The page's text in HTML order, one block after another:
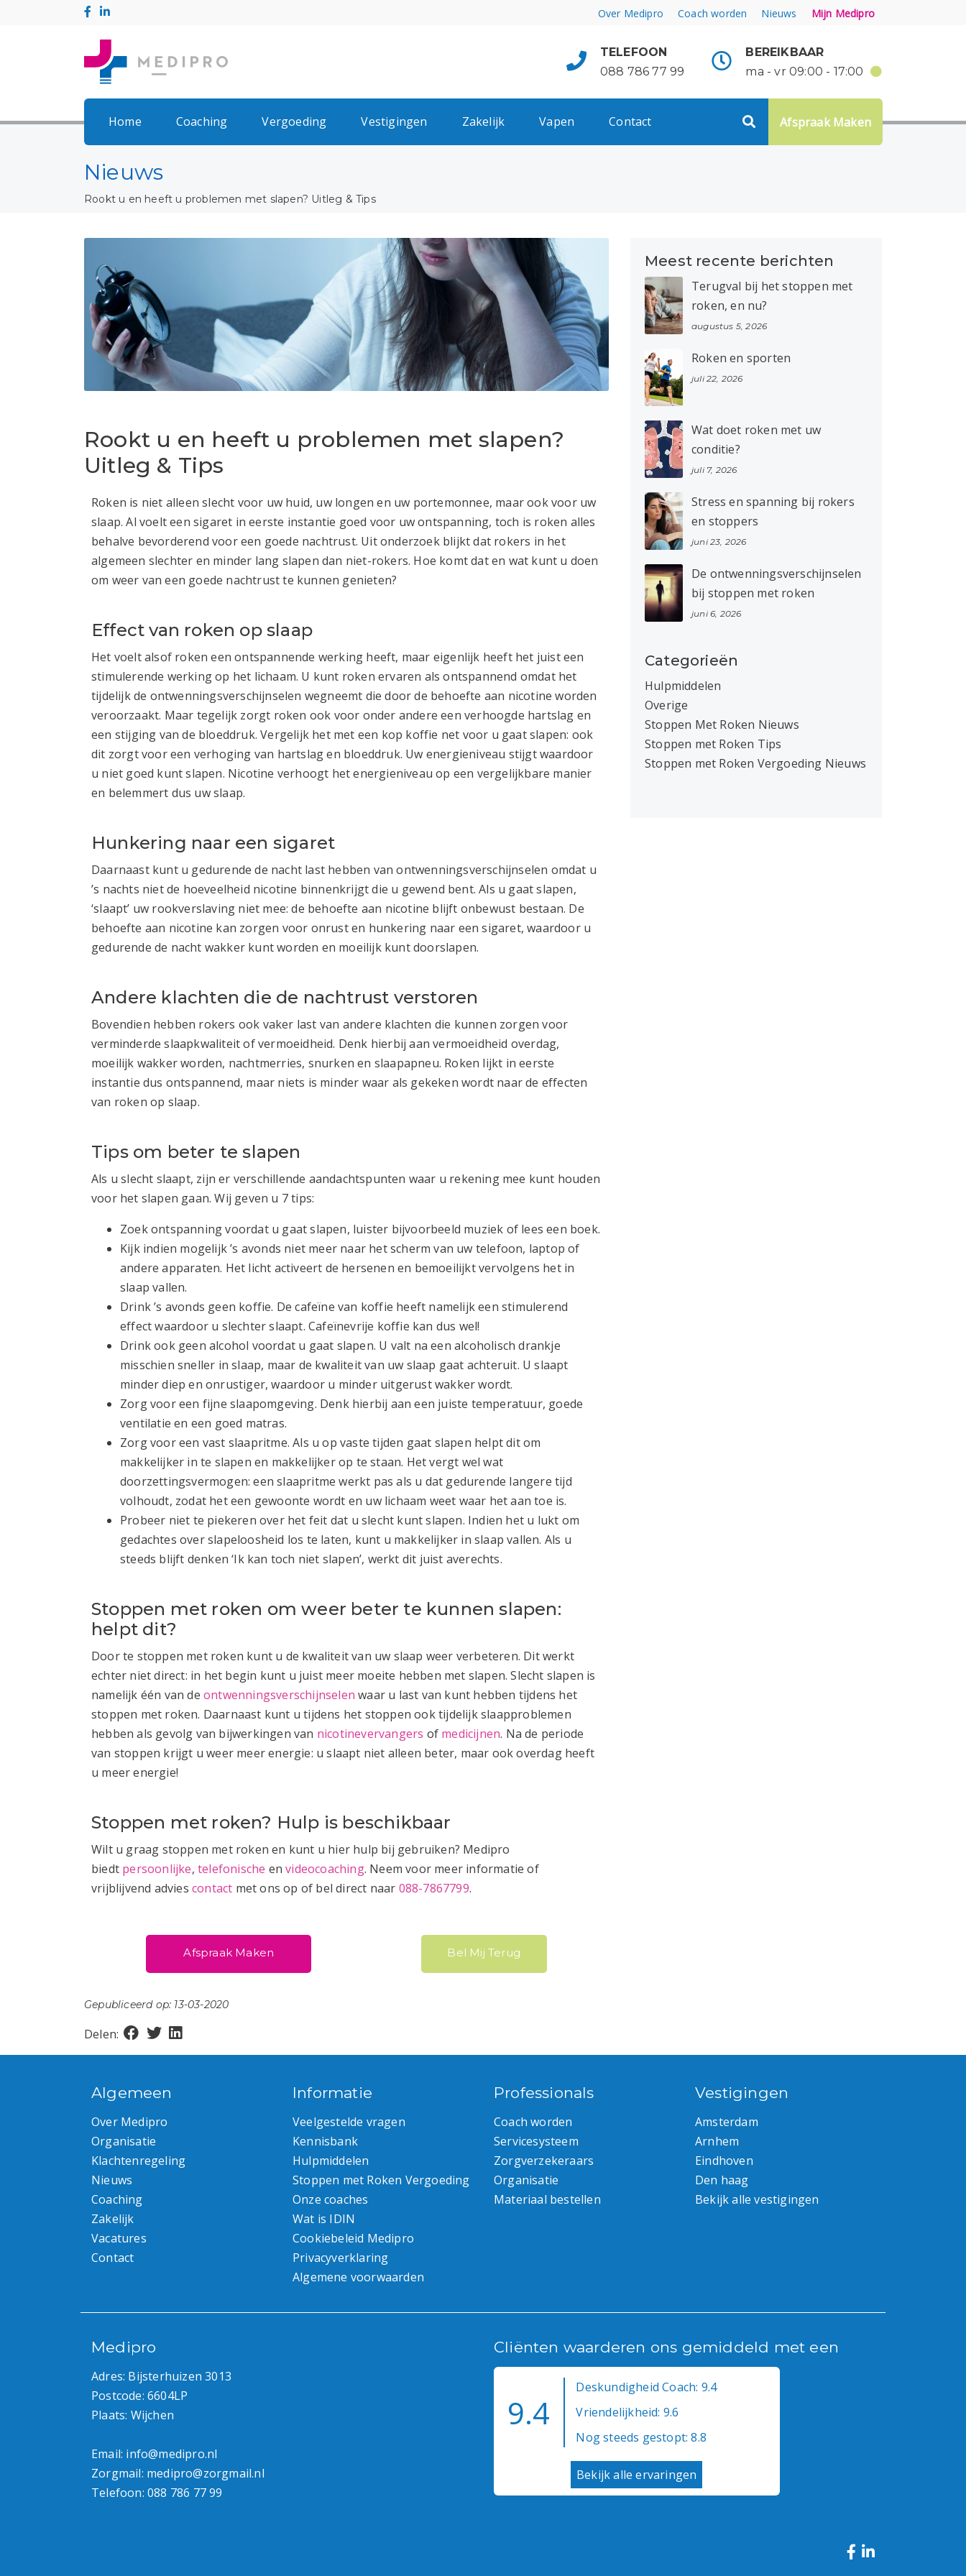
Over Medipro Coach worden Nieuws Mijn Medipro
TELEFOON
088 786 77 99
BEREIKBAAR
ma - vr 09:00 - 17:00
Home Coaching Vergoeding Vestigingen Zakelijk Vapen Contact Afspraak Maken
Nieuws
Rookt u en heeft u problemen met slapen? Uitleg & Tips
Rookt u en heeft u problemen met slapen?
Uitleg & Tips
Roken is niet alleen slecht voor uw huid, uw longen en uw portemonnee, maar ook voor uw
slaap. Al voelt een sigaret in eerste instantie goed voor uw ontspanning, toch is roken alles
behalve bevorderend voor een goede nachtrust. Uit onderzoek blijkt dat rokers in het
algemeen slechter en minder lang slapen dan niet-rokers. Hoe komt dat en wat kunt u doen
om weer van een goede nachtrust te kunnen genieten?
Effect van roken op slaap
Het voelt alsof roken een ontspannende werking heeft, maar eigenlijk heeft het juist een
stimulerende werking op het lichaam. U kunt roken ervaren als ontspannend omdat het
tijdelijk de ontwenningsverschijnselen wegneemt die door de behoefte aan nicotine worden
veroorzaakt. Maar tegelijk zorgt roken ook voor onder andere een verhoogde hartslag en
een stijging van de bloeddruk. Vergelijk het met een kop koffie net voor u gaat slapen: ook
dit zorgt voor een verhoging van hartslag en bloeddruk. Uw energieniveau stijgt waardoor
u niet goed kunt slapen. Nicotine verhoogt het energieniveau op een vergelijkbare manier
en belemmert dus uw slaap.
Hunkering naar een sigaret
Daarnaast kunt u gedurende de nacht last hebben van ontwenningsverschijnselen omdat u
’s nachts niet de hoeveelheid nicotine binnenkrijgt die u gewend bent. Als u gaat slapen,
‘slaapt’ uw rookverslaving niet mee: de behoefte aan nicotine blijft onbewust bestaan. De
behoefte aan nicotine kan zorgen voor onrust en hunkering naar een sigaret, waardoor u
gedurende de nacht wakker kunt worden en moeilijk kunt doorslapen.
Andere klachten die de nachtrust verstoren
Bovendien hebben rokers ook vaker last van andere klachten die kunnen zorgen voor
verminderde slaapkwaliteit of vermoeidheid. Denk hierbij aan vermoeidheid overdag,
moeilijk wakker worden, nachtmerries, snurken en slaapapneu. Roken lijkt in eerste
instantie dus ontspannend, maar niets is minder waar als gekeken wordt naar de effecten
van roken op slaap.
Tips om beter te slapen
Als u slecht slaapt, zijn er verschillende aandachtspunten waar u rekening mee kunt houden
voor het slapen gaan. Wij geven u 7 tips:
Zoek ontspanning voordat u gaat slapen, luister bijvoorbeeld muziek of lees een boek.
Kijk indien mogelijk ’s avonds niet meer naar het scherm van uw telefoon, laptop of
andere apparaten. Het licht activeert de hersenen en bemoeilijkt vervolgens het in
slaap vallen.
Drink ’s avonds geen koffie. De cafeïne van koffie heeft namelijk een stimulerend
effect waardoor u slechter slaapt. Cafeïnevrije koffie kan dus wel!
Drink ook geen alcohol voordat u gaat slapen. U valt na een alcoholisch drankje
misschien sneller in slaap, maar de kwaliteit van uw slaap gaat achteruit. U slaapt
minder diep en onrustiger, waardoor u minder uitgerust wakker wordt.
Zorg voor een fijne slaapomgeving. Denk hierbij aan een juiste temperatuur, goede
ventilatie en een goed matras.
Zorg voor een vast slaapritme. Als u op vaste tijden gaat slapen helpt dit om
makkelijker in te slapen en makkelijker op te staan. Het vergt wel wat
doorzettingsvermogen: een slaapritme werkt pas als u dat gedurende langere tijd
volhoudt, zodat het een gewoonte wordt en uw lichaam weet waar het aan toe is.
Probeer niet te piekeren over het feit dat u slecht kunt slapen. Indien het u lukt om
gedachtes over slapeloosheid los te laten, kunt u makkelijker in slaap vallen. Als u
steeds blijft denken ‘Ik kan toch niet slapen’, werkt dit juist averechts.
Stoppen met roken om weer beter te kunnen slapen:
helpt dit?
Door te stoppen met roken kunt u de kwaliteit van uw slaap weer verbeteren. Dit werkt
echter niet direct: in het begin kunt u juist meer moeite hebben met slapen. Slecht slapen is
namelijk één van de ontwenningsverschijnselen waar u last van kunt hebben tijdens het
stoppen met roken. Daarnaast kunt u tijdens het stoppen ook tijdelijk slaapproblemen
hebben als gevolg van bijwerkingen van nicotinevervangers of medicijnen. Na de periode
van stoppen krijgt u weer meer energie: u slaapt niet alleen beter, maar ook overdag heeft
u meer energie!
Stoppen met roken? Hulp is beschikbaar
Wilt u graag stoppen met roken en kunt u hier hulp bij gebruiken? Medipro
biedt persoonlijke,telefonische envideocoaching. Neem voor meer informatie of
vrijblijvend advies contact met ons op of bel direct naar 088-7867799.
Afspraak Maken Bel Mij Terug
Gepubliceerd op: 13-03-2020
Delen:
Meest recente berichten
Terugval bij het stoppen met
roken, en nu?
augustus 5, 2026
Roken en sporten
juli 22, 2026
Wat doet roken met uw
conditie?
juli 7, 2026
Stress en spanning bij rokers
en stoppers
juni 23, 2026
De ontwenningsverschijnselen
bij stoppen met roken
juni 6, 2026
Categorieën
Hulpmiddelen
Overige
Stoppen Met Roken Nieuws
Stoppen met Roken Tips
Stoppen met Roken Vergoeding Nieuws
Algemeen
Over Medipro
Organisatie
Klachtenregeling
Nieuws
Coaching
Zakelijk
Vacatures
Contact
Informatie
Veelgestelde vragen
Kennisbank
Hulpmiddelen
Stoppen met Roken Vergoeding
Onze coaches
Wat is IDIN
Cookiebeleid Medipro
Privacyverklaring
Algemene voorwaarden
Professionals
Coach worden
Servicesysteem
Zorgverzekeraars
Organisatie
Materiaal bestellen
Vestigingen
Amsterdam
Arnhem
Eindhoven
Den haag
Bekijk alle vestigingen
Medipro
Adres: Bijsterhuizen 3013
Postcode: 6604LP
Plaats: Wijchen
Email: info@medipro.nl
Zorgmail: medipro@zorgmail.nl
Telefoon: 088 786 77 99
Cliënten waarderen ons gemiddeld met een
9.4
Deskundigheid Coach: 9.4
Vriendelijkheid: 9.6
Nog steeds gestopt: 8.8
Bekijk alle ervaringen